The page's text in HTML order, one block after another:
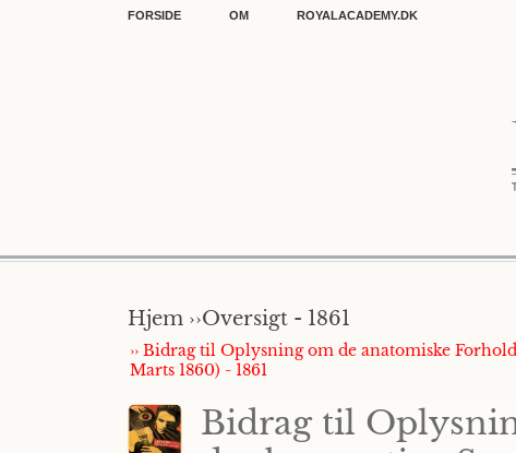
FORSIDE OM ROYALACADEMY.DK
Hjem ››Oversigt - 1861
›› Bidrag til Oplysning om de anatomiske
Marts 1860) - 1861
Bidrag til